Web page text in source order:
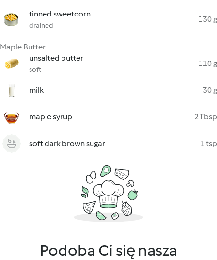
tinned sweetcorn
drained
130 g
Maple Butter
unsalted butter
soft
110 g
milk 30 g
maple syrup 2 Tbsp
soft dark brown sugar 1 tsp
Podoba Ci się nasza